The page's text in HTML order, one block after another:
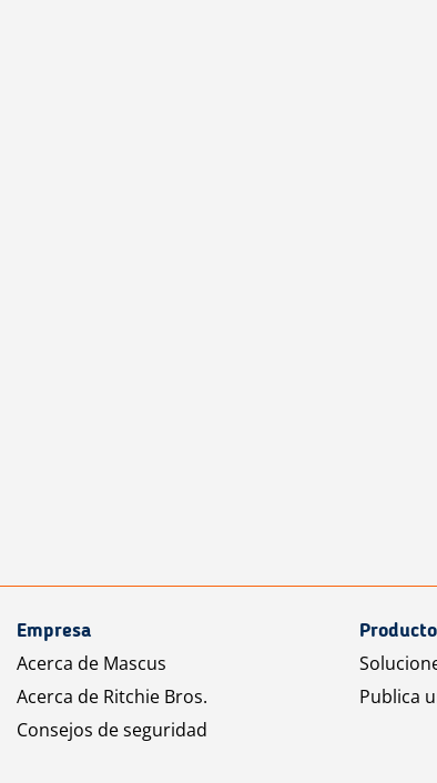
Empresa
Acerca de Mascus
Acerca de Ritchie Bros.
Consejos de seguridad
Publica